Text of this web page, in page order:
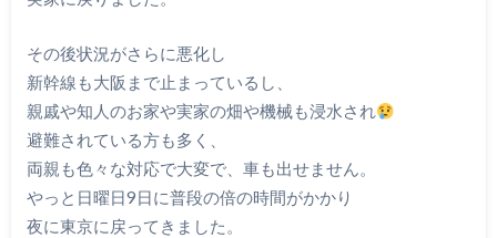
その後状況がさらに悪化し
新幹線も大阪まで止まっているし、
親戚や知人のお家や実家の畑や機械も浸水され
避難されている方も多く、
両親も色々な対応で大変で、車も出せません。
やっと日曜日9日に普段の倍の時間がかかり
夜に東京に戻ってきました。